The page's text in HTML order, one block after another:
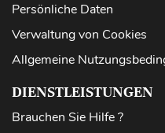
Persönliche Daten
Verwaltung von Cookies
Allgemeine
DIENSTLEISTUNGEN
Brauchen Sie Hilfe ?